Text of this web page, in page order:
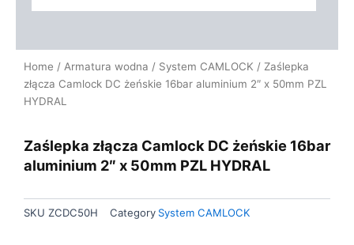
Home / Armatura wodna / System CAMLOCK / Zaślepka
złącza Camlock DC żeńskie 16bar aluminium 2″ x 50mm PZL
HYDRAL
Zaślepka złącza Camlock DC żeńskie 16bar
aluminium 2″ x 50mm PZL HYDRAL
SKU ZCDC50H Category System CAMLOCK